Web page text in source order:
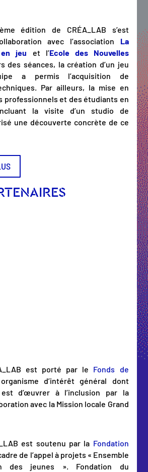
édition de CRÉA_LAB s’est
avec l’association La
jeu
et l’Ecole des Nouvelles
des séances, la création d’un jeu
a permis l’acquisition de
Par ailleurs, la mise en
professionnels et des étudiants en
la visite d’un studio de
une découverte concrète de ce
est porté par le Fonds de
d’intérêt général dont
est d’œuvrer à l’inclusion par la
avec la Mission locale Grand
est soutenu par la Fondation
de l’appel à projets « Ensemble
des jeunes ». Fondation du